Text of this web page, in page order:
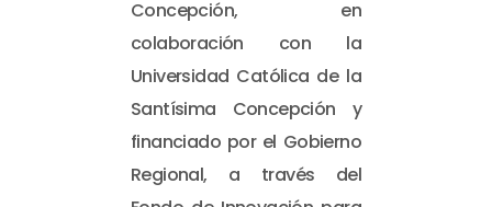
Concepción, en
colaboración con la
Universidad Católica de la
Santísima Concepción y
financiado por el Gobierno
Regional, a través del